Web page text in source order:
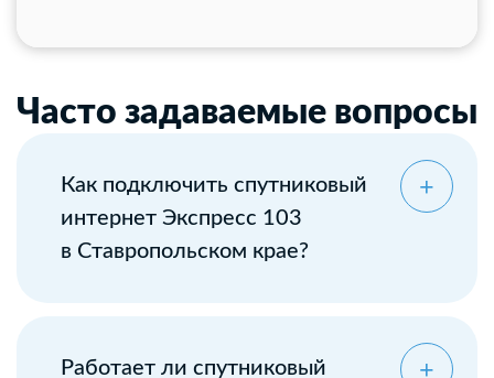
Часто задаваемые вопросы
Как подключить спутниковый
интернет Экспресс 103
в Ставропольском крае?
Работает ли спутниковый